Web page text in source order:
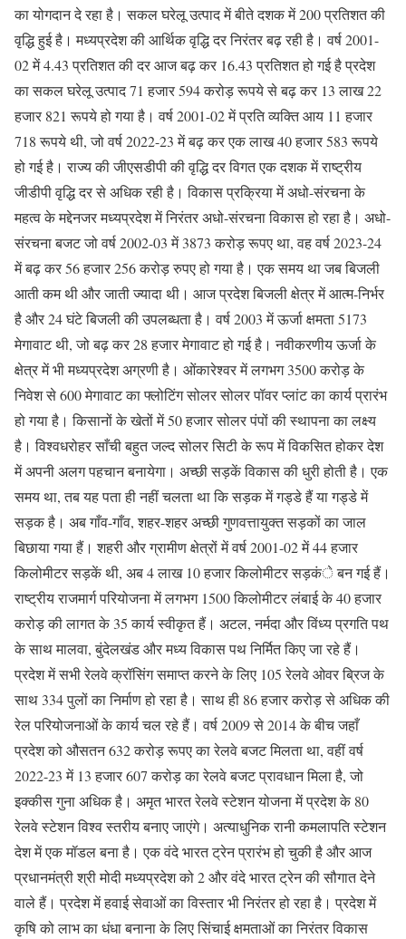
का योगदान दे रहा है। सकल घरेलू उत्पाद में बीते दशक में 200 प्रतिशत की
वृद्धि हुई है। मध्यप्रदेश की आर्थिक वृद्धि दर निरंतर बढ़ रही है। वर्ष 2001-
02 में 4.43 प्रतिशत की दर आज बढ़ कर 16.43 प्रतिशत हो गई है प्रदेश
का सकल घरेलू उत्पाद 71 हजार 594 करोड़ रूपये से बढ़ कर 13 लाख 22
हजार 821 रूपये हो गया है। वर्ष 2001-02 में प्रति व्यक्ति आय 11 हजार
718 रूपये थी, जो वर्ष 2022-23 में बढ़ कर एक लाख 40 हजार 583 रूपये
हो गई है। राज्य की जीएसडीपी की वृद्धि दर विगत एक दशक में राष्ट्रीय
जीडीपी वृद्धि दर से अधिक रही है। विकास प्रक्रिया में अधो-संरचना के
महत्व के मद्देनजर मध्यप्रदेश में निरंतर अधो-संरचना विकास हो रहा है। अधो-
संरचना बजट जो वर्ष 2002-03 में 3873 करोड़ रूपए था, वह वर्ष 2023-24
में बढ़ कर 56 हजार 256 करोड़ रुपए हो गया है। एक समय था जब बिजली
आती कम थी और जाती ज्यादा थी। आज प्रदेश बिजली क्षेत्र में आत्म-निर्भर
है और 24 घंटे बिजली की उपलब्धता है। वर्ष 2003 में ऊर्जा क्षमता 5173
मेगावाट थी, जो बढ़ कर 28 हजार मेगावाट हो गई है। नवीकरणीय ऊर्जा के
क्षेत्र में भी मध्यप्रदेश अग्रणी है। ओंकारेश्वर में लगभग 3500 करोड़ के
निवेश से 600 मेगावाट का फ्लोटिंग सोलर सोलर पॉवर प्लांट का कार्य प्रारंभ
हो गया है। किसानों के खेतों में 50 हजार सोलर पंपों की स्थापना का लक्ष्य
है। विश्वधरोहर साँची बहुत जल्द सोलर सिटी के रूप में विकसित होकर देश
में अपनी अलग पहचान बनायेगा। अच्छी सड़कें विकास की धुरी होती है। एक
समय था, तब यह पता ही नहीं चलता था कि सड़क में गड्डे हैं या गड्डे में
सड़क है। अब गाँव-गाँव, शहर-शहर अच्छी गुणवत्तायुक्त सड़कों का जाल
बिछाया गया हैं। शहरी और ग्रामीण क्षेत्रों में वर्ष 2001-02 में 44 हजार
किलोमीटर सड़कें थी, अब 4 लाख 10 हजार किलोमीटर सड़कंे बन गई हैं।
राष्ट्रीय राजमार्ग परियोजना में लगभग 1500 किलोमीटर लंबाई के 40 हजार
करोड़ की लागत के 35 कार्य स्वीकृत हैं। अटल, नर्मदा और विंध्य प्रगति पथ
के साथ मालवा, बुंदेलखंड और मध्य विकास पथ निर्मित किए जा रहे हैं।
प्रदेश में सभी रेलवे क्रॉसिंग समाप्त करने के लिए 105 रेलवे ओवर ब्रिज के
साथ 334 पुलों का निर्माण हो रहा है। साथ ही 86 हजार करोड़ से अधिक की
रेल परियोजनाओं के कार्य चल रहे हैं। वर्ष 2009 से 2014 के बीच जहाँ
प्रदेश को औसतन 632 करोड़ रूपए का रेलवे बजट मिलता था, वहीं वर्ष
2022-23 में 13 हजार 607 करोड़ का रेलवे बजट प्रावधान मिला है, जो
इक्कीस गुना अधिक है। अमृत भारत रेलवे स्टेशन योजना में प्रदेश के 80
रेलवे स्टेशन विश्व स्तरीय बनाए जाएंगे। अत्याधुनिक रानी कमलापति स्टेशन
देश में एक मॉडल बना है। एक वंदे भारत ट्रेन प्रारंभ हो चुकी है और आज
प्रधानमंत्री श्री मोदी मध्यप्रदेश को 2 और वंदे भारत ट्रेन की सौगात देने
वाले हैं। प्रदेश में हवाई सेवाओं का विस्तार भी निरंतर हो रहा है। प्रदेश में
कृषि को लाभ का धंधा बनाना के लिए सिंचाई क्षमताओं का निरंतर विकास